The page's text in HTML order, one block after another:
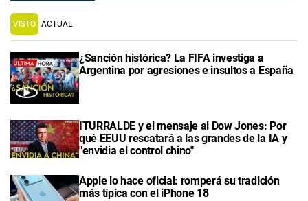
VISTO ACTUAL
¿Sanción histórica? La FIFA investiga a
Argentina por agresiones e insultos a España
ITURRALDE y el mensaje al Dow Jones: Por
qué EEUU rescatará a las grandes de la IA y
"envidia el control chino"
Apple lo hace oficial: romperá su tradición
más típica con el iPhone 18